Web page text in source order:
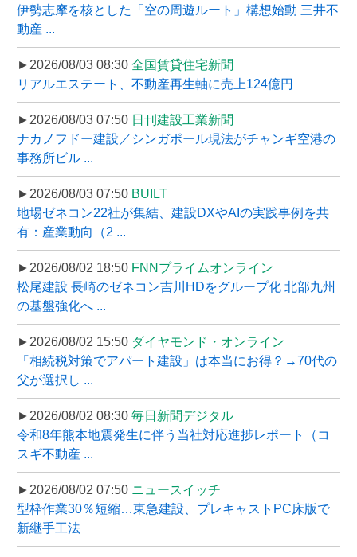
伊勢志摩を核とした「空の周遊ルート」構想始動 三井不
動産 ...
►2026/08/03 08:30 全国賃貸住宅新聞
リアルエステート、不動産再生軸に売上124億円
►2026/08/03 07:50 日刊建設工業新聞
ナカノフドー建設／シンガポール現法がチャンギ空港の
事務所ビル ...
►2026/08/03 07:50 BUILT
地場ゼネコン22社が集結、建設DXやAIの実践事例を共
有：産業動向（2 ...
►2026/08/02 18:50 FNNプライムオンライン
松尾建設 長崎のゼネコン吉川HDをグループ化 北部九州
の基盤強化へ ...
►2026/08/02 15:50 ダイヤモンド・オンライン
「相続税対策でアパート建設」は本当にお得？→70代の
父が選択し ...
►2026/08/02 08:30 毎日新聞デジタル
令和8年熊本地震発生に伴う当社対応進捗レポート（コ
スギ不動産 ...
►2026/08/02 07:50 ニュースイッチ
型枠作業30％短縮…東急建設、プレキャストPC床版で
新継手工法